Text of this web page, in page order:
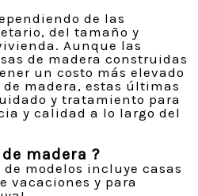
de las
del tamaño y
Aunque las
de madera construidas
un costo más elevado
madera, estas últimas
y tratamiento para
y calidad a lo largo del
madera ?
modelos incluye casas
vacaciones y para